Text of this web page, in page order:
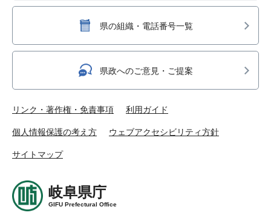
県の組織・電話番号一覧
県政へのご意見・ご提案
リンク・著作権・免責事項 利用ガイド
個人情報保護の考え方 ウェブアクセシビリティ方針
サイトマップ
岐阜県庁
GIFU Prefectural Office